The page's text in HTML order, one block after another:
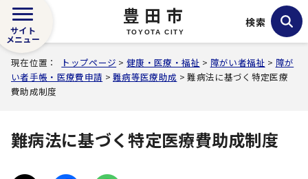
豊田市
TOYOTA CITY
サイト
メニュー
検索
現在位置： トップページ >健康・医療・福祉 > 障がい者福祉 > 障が
い者手帳・医療費申請 >難病等医療助成 > 難病法に基づく特定医療
費助成制度
難病法に基づく特定医療費助成制度